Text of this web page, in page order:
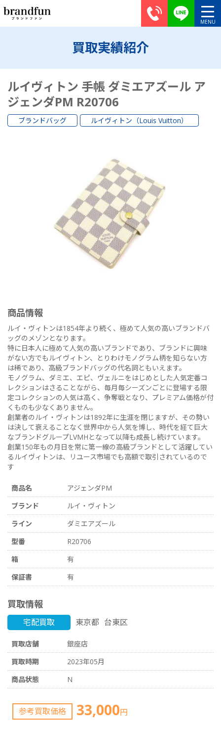
買取実績紹介
ルイヴィトン 手帳 ダミエアズール ア
ジェンダPM R20706
ブランドバッグ ルイヴィトン（Louis Vuitton）
商品情報
ルイ・ヴィトンは1854年より続く、極めて人気の高いブランドバ
ッグのメゾンとなります。
特に日本人に極めて人気の高いブランドであり、ブランドに興味
がない方でもルイヴィトン、とりわけモノグラム柄を知らない方
は稀であり、高級ブランドバッグの代名詞ともいえます。
モノグラム、ダミエ、エピ、ヴェルニをはじめとした人気定番コ
レクションはさることながら、毎月毎シーズンごとに登場する限
定コレクションの人気は高く、争奪戦となり、プレミアム価格が付
くものも少なくありません。
創業者のルイ・ヴィトンは1892年に生涯を閉じますが、その勢い
は決して衰えることなく世界中から人気を博し、時代を経て巨大
なブランドグループLVMHとなって以降も成長し続けています。
創業150年もの月日を常に第一線の高級ブランドとして活躍してい
るルイヴィトンは、リユース市場でも高額で取引されているので
す
商品名
アジェンダPM
ブランド
ルイ・ヴィトン
ライン
ダミエアズール
型番
R20706
箱
有
保証書
有
買取情報
宅配買取 東京都 台東区
買取店舗
銀座店
買取時期
2023年05月
商品状態
N
参考買取価格 33,000円